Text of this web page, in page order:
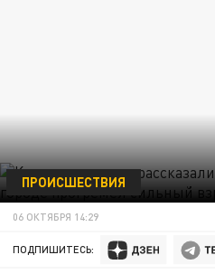
ПРОИСШЕСТВИЯ
06 ОКТЯБРЯ 14:29
ПОДПИШИТЕСЬ: